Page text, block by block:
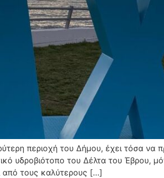
περιοχή του Δήμου, έχει τόσα να
υδροβιότοπο του Δέλτα του Έβρου,
από τους καλύτερους […]